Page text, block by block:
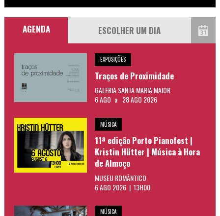
AGENDA
EXPOSIÇÕES
Traços de Proximidade
GALERIA SANTA MARIA MAIOR
6 AGO a 28 AGO 2026
MÚSICA
11ª edição Porto Pianofest |
Kristin Hütter | Música à Hora
de Almoço
MUSEU ROMÂNTICO
6 AGO 2026 | 13H00
MÚSICA